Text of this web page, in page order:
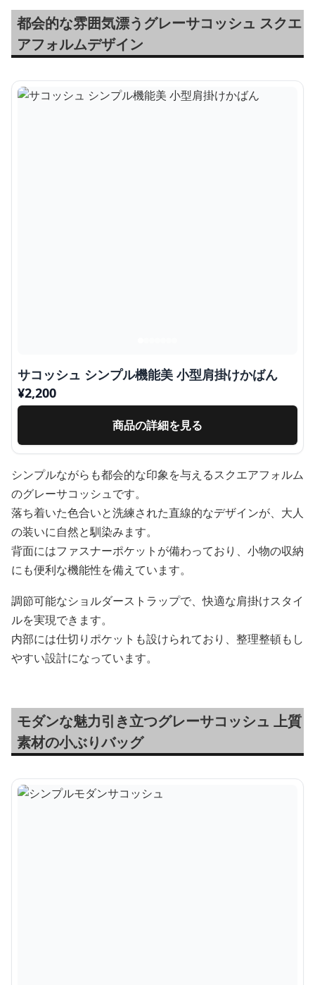
都会的な雰囲気漂うグレーサコッシュ スクエ
アフォルムデザイン
サコッシュ シンプル機能美 小型肩掛けかばん
¥2,200
商品の詳細を見る
シンプルながらも都会的な印象を与えるスクエアフォルム
のグレーサコッシュです。
落ち着いた色合いと洗練された直線的なデザインが、大人
の装いに自然と馴染みます。
背面にはファスナーポケットが備わっており、小物の収納
にも便利な機能性を備えています。
調節可能なショルダーストラップで、快適な肩掛けスタイ
ルを実現できます。
内部には仕切りポケットも設けられており、整理整頓もし
やすい設計になっています。
モダンな魅力引き立つグレーサコッシュ 上質
素材の小ぶりバッグ